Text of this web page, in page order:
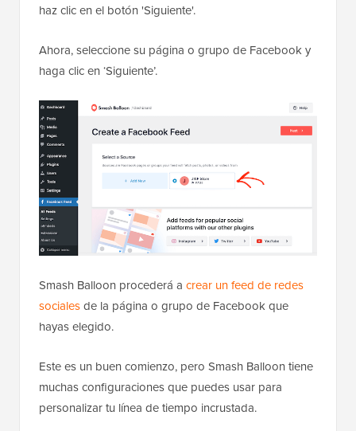
haz clic en el botón 'Siguiente'.
Ahora, seleccione su página o grupo de Facebook y
haga clic en ‘Siguiente’.
Smash Balloon procederá a crear un feed de redes
socialesde la página o grupo de Facebook que
hayas elegido.
Este es un buen comienzo, pero Smash Balloon tiene
muchas configuraciones que puedes usar para
personalizar tu línea de tiempo incrustada.